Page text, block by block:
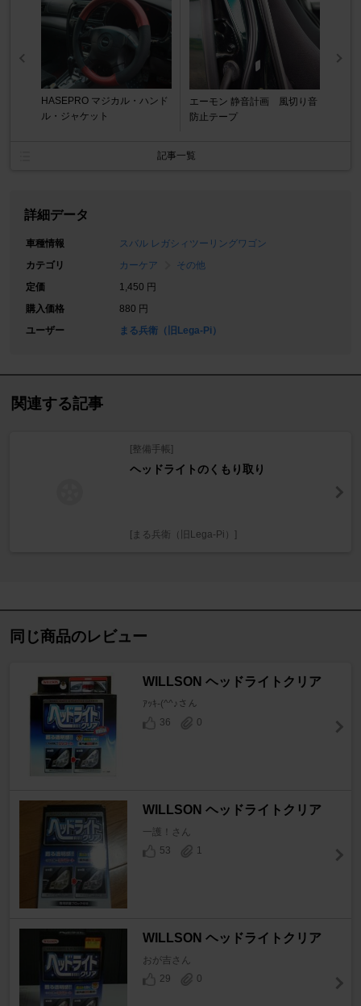
HASEPRO マジカル・ハンド
ル・ジャケット
エーモン 静音計画 風切り音
防止テープ
記事一覧
詳細データ
車種情報
スバル レガシィツーリングワゴン
カテゴリ
カーケア
その他
定価
1,450 円
購入価格
880 円
ユーザー
まる兵衛（旧Lega-Pi）
関連する記事
[整備手帳]
ヘッドライトのくもり取り
[まる兵衛（旧Lega-Pi）]
同じ商品のレビュー
WILLSON ヘッドライトクリア
ｱｯｷ-(^^♪さん
36
0
WILLSON ヘッドライトクリア
一護！さん
53
1
WILLSON ヘッドライトクリア
おが吉さん
29
0